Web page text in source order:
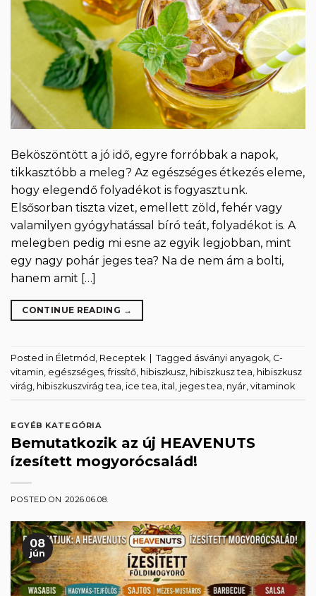
Beköszöntött a jó idő, egyre forróbbak a napok,
tikkasztóbb a meleg? Az egészséges étkezés eleme,
hogy elegendő folyadékot is fogyasztunk.
Elsősorban tiszta vizet, emellett zöld, fehér vagy
valamilyen gyógyhatással bíró teát, folyadékot is. A
melegben pedig mi esne az egyik legjobban, mint
egy nagy pohár jeges tea? Na de nem ám a bolti,
hanem amit […]
CONTINUE READING →
Posted in Életmód , Receptek Tagged ásványi anyagok, C-
vitamin, egészséges,frissítő, hibiszkusz, hibiszkusz tea, hibiszkusz
virág, hibiszkuszvirág tea, ice tea, ital , jeges tea, nyár, vitaminok
EGYÉB KATEGÓRIA
Bemutatkozik az új HEAVENUTS
ízesített mogyorócsalád!
POSTED ON 2026.06.08.
08
jún